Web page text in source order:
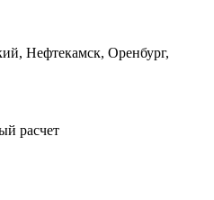
Нефтекамск, Оренбург,
расчет